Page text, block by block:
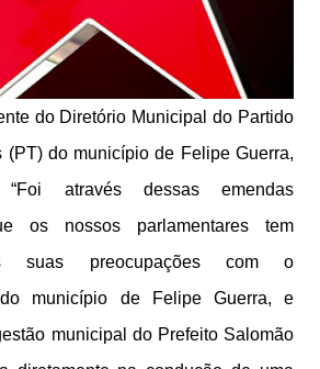
do Diretório Municipal do Partido
(PT) do município de Felipe Guerra,
“Foi através dessas emendas
os nossos parlamentares tem
suas preocupações com o
do município de Felipe Guerra, e
municipal do Prefeito Salomão